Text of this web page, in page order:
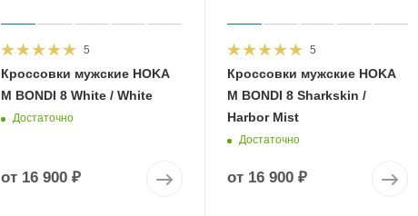
5
Кроссовки мужские HOKA
M BONDI 8 White / White
Достаточно
от 16 900 ₽
5
Кроссовки мужские HOKA
M BONDI 8 Sharkskin /
Harbor Mist
Достаточно
от 16 900 ₽